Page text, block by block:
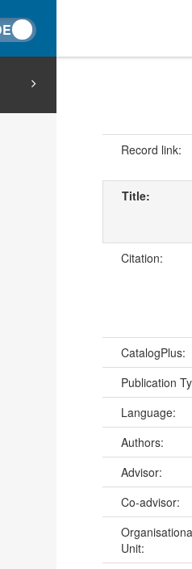
Record link:
Title:
Citation:
CatalogPlus:
Publication
Language:
Authors:
Advisor:
Co-advisor:
Unit: